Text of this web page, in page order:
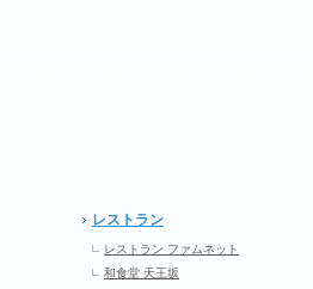
レストラン
レストラン ファムネット
和食堂 天王坂